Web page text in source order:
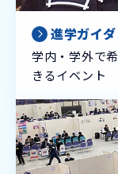
進学ガイ
学内・学外で
きるイベント